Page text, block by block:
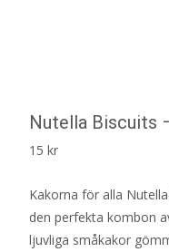
Nutella Biscuits
15 kr
Kakorna för alla
den perfekta kombon
ljuvliga småkakor